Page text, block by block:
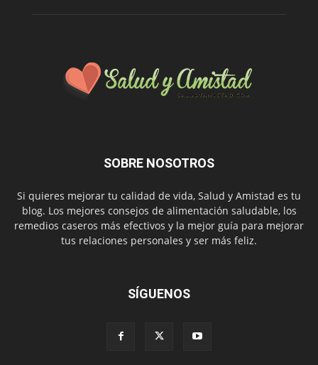
SOBRE NOSOTROS
Si quieres mejorar tu calidad de vida, Salud y Amistad es tu
blog. Los mejores consejos de alimentación saludable, los
remedios caseros más efectivos y la mejor guía para mejorar
tus relaciones personales y ser más feliz.
SÍGUENOS